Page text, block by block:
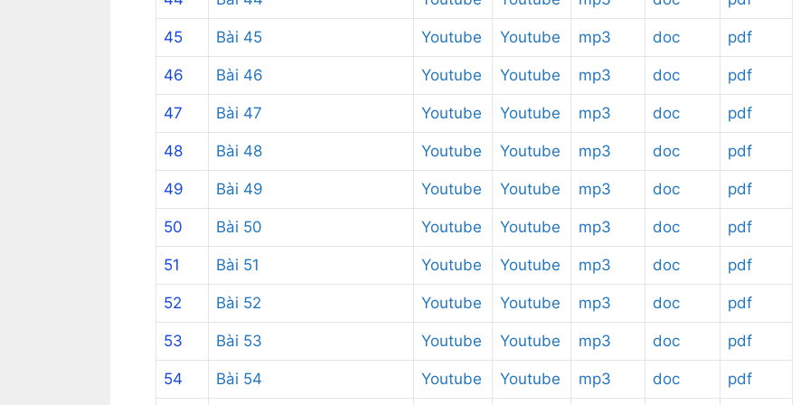
45 Bài 45 Youtube Youtube mp3 doc pdf
46 Bài 46 Youtube Youtube mp3 doc pdf
47 Bài 47 Youtube Youtube mp3 doc pdf
48 Bài 48 Youtube Youtube mp3 doc pdf
49 Bài 49 Youtube Youtube mp3 doc pdf
50 Bài 50 Youtube Youtube mp3 doc pdf
51 Bài 51 Youtube Youtube mp3 doc pdf
52 Bài 52 Youtube Youtube mp3 doc pdf
53 Bài 53 Youtube Youtube mp3 doc pdf
54 Bài 54 Youtube Youtube mp3 doc pdf